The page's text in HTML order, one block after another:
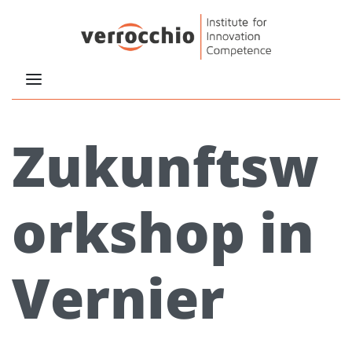
Zukunftsw
orkshop in
Vernier